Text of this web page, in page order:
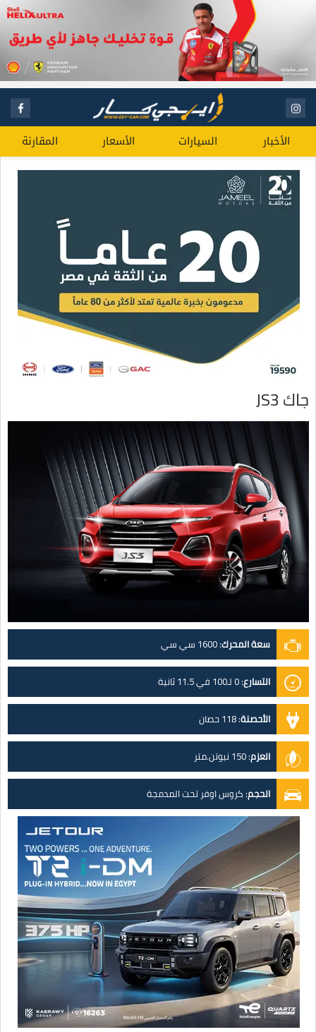
الأخبار السيارات الأسعار المقارنة
جاك JS3
سعة المحرك:1600 سي سي
التسارع:0 لـ100 في 11.5 ثانية
الأحصنة:118 حصان
العزم:150 نيوتن.متر
الحجم:كروس اوفر تحت المدمجة